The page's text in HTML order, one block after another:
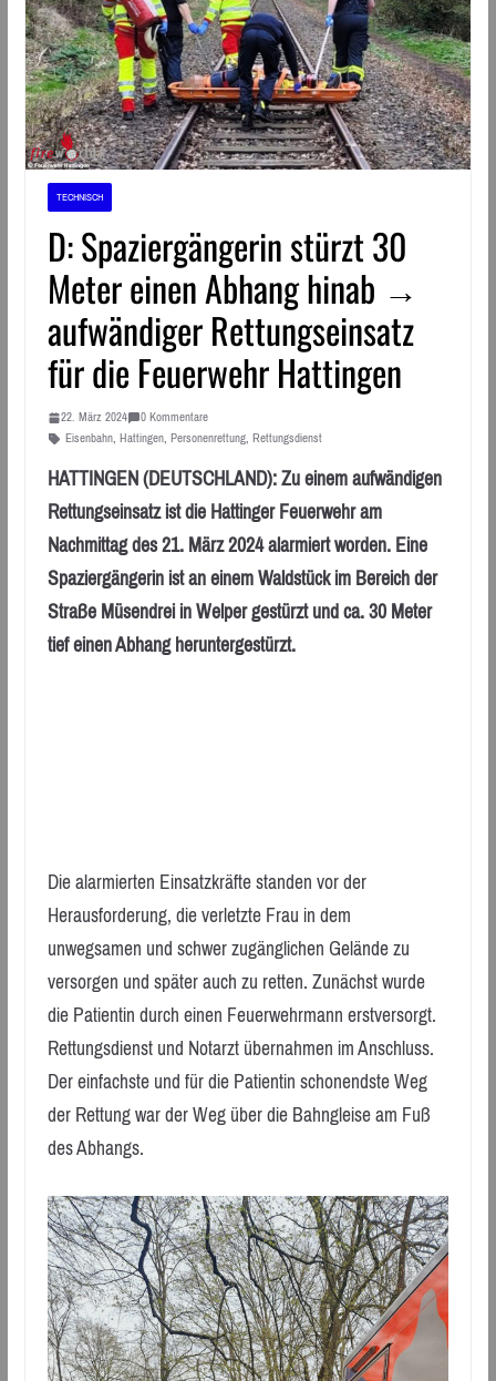
TECHNISCH
D: Spaziergängerin stürzt 30
Meter einen Abhang hinab →
aufwändiger Rettungseinsatz
für die Feuerwehr Hattingen
22. März 2024
0 Kommentare
Eisenbahn, Hattingen, Personenrettung, Rettungsdienst
HATTINGEN (DEUTSCHLAND): Zu einem aufwändigen
Rettungseinsatz ist die Hattinger Feuerwehr am
Nachmittag des 21. März 2024 alarmiert worden. Eine
Spaziergängerin ist an einem Waldstück im Bereich der
Straße Müsendrei in Welper gestürzt und ca. 30 Meter
tief einen Abhang heruntergestürzt.
Die alarmierten Einsatzkräfte standen vor der
Herausforderung, die verletzte Frau in dem
unwegsamen und schwer zugänglichen Gelände zu
versorgen und später auch zu retten. Zunächst wurde
die Patientin durch einen Feuerwehrmann erstversorgt.
Rettungsdienst und Notarzt übernahmen im Anschluss.
Der einfachste und für die Patientin schonendste Weg
der Rettung war der Weg über die Bahngleise am Fuß
des Abhangs.